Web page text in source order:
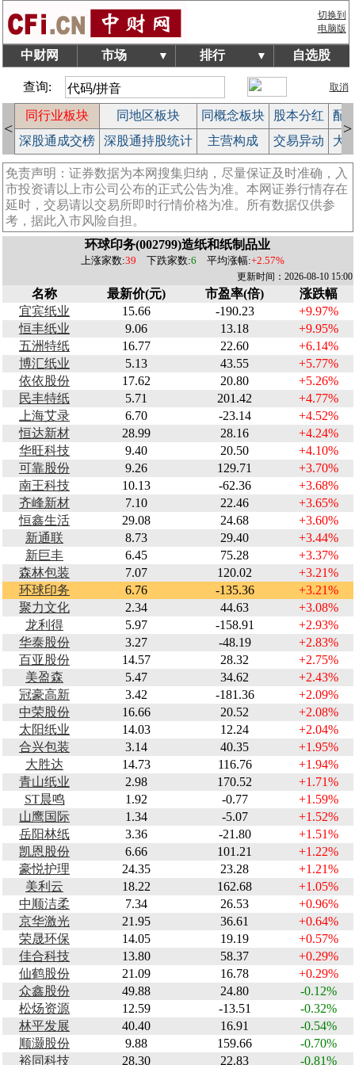
切换到
电脑版
中财网 市场 ▼ 排行 ▼ 自选股
查询: 取消
<
同行业板块 同地区板块 同概念板块 股本分红
配
深股通成交榜 深股通持股统计 主营构成 交易异动 大
>
免责声明：证券数据为本网搜集归纳，尽量保证及时准确，入
市投资请以上市公司公布的正式公告为准。本网证券行情存在
延时，交易请以交易所即时行情价格为准。所有数据仅供参
考，据此入市风险自担。
环球印务(002799)造纸和纸制品业
上涨家数:39 下跌家数:6 平均涨幅:+2.57%
更新时间：2026-08-10 15:00
名称 最新价(元) 市盈率(倍)
涨跌幅
宜宾纸业
15.66 -190.23
+9.97%
恒丰纸业
9.06 13.18
+9.95%
五洲特纸
16.77 22.60
+6.14%
博汇纸业
5.13 43.55
+5.77%
依依股份
17.62 20.80
+5.26%
民丰特纸
5.71 201.42
+4.77%
上海艾录
6.70 -23.14
+4.52%
恒达新材
28.99 28.16
+4.24%
华旺科技
9.40 20.50
+4.10%
可靠股份
9.26 129.71
+3.70%
南王科技
10.13 -62.36
+3.68%
齐峰新材
7.10 22.46
+3.65%
恒鑫生活
29.08 24.68
+3.60%
新通联
8.73 29.40
+3.44%
新巨丰
6.45 75.28
+3.37%
森林包装
7.07 120.02
+3.21%
环球印务
6.76 -135.36
+3.21%
聚力文化
2.34 44.63
+3.08%
龙利得
5.97 -158.91
+2.93%
华泰股份
3.27 -48.19
+2.83%
百亚股份
14.57 28.32
+2.75%
美盈森
5.47 34.62
+2.43%
冠豪高新
3.42 -181.36
+2.09%
中荣股份
16.66 20.52
+2.08%
太阳纸业
14.03 12.24
+2.04%
合兴包装
3.14 40.35
+1.95%
大胜达
14.73 116.76
+1.94%
青山纸业
2.98 170.52
+1.71%
ST晨鸣
1.92 -0.77
+1.59%
山鹰国际
1.34 -5.07
+1.52%
岳阳林纸
3.36 -21.80
+1.51%
凯恩股份
6.66 101.21
+1.22%
豪悦护理
24.35 23.28
+1.21%
美利云
18.22 162.68
+1.05%
中顺洁柔
7.34 26.53
+0.96%
京华激光
21.95 36.61
+0.64%
荣晟环保
14.05 19.19
+0.57%
佳合科技
13.80 58.37
+0.29%
仙鹤股份
21.09 16.78
+0.29%
众鑫股份
49.88 24.80
-0.12%
松炀资源
12.59 -13.51
-0.32%
林平发展
40.40 16.91
-0.54%
顺灏股份
9.88 159.66
-0.70%
裕同科技
28.30 22.83 -0.81%